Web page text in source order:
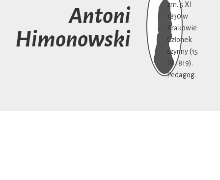
Antoni
Himonowski
zm. 5 XI
1830 w
Krakowie
Członek
czynny (15
IV 1819).
Pedagog.